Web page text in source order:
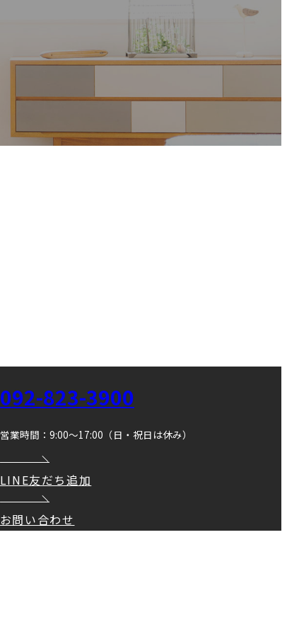
092-823-3900
営業時間：9:00～17:00（日・祝日は休み）
LINE友だち追加
お問い合わせ